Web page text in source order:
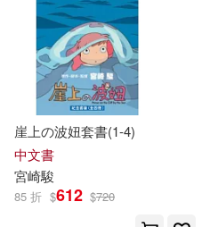
崖上の波妞套書(1-4)
中文書
宮崎駿
85 折 $612 $720